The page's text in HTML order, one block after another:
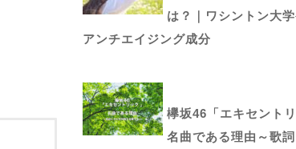
は？｜ワシントン大
アンチエイジング成分
欅坂46「エキセント
名曲である理由～歌